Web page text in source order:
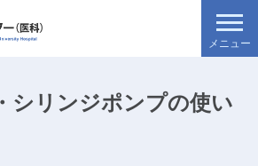
シリンジポンプの使い